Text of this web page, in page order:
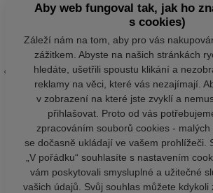
Aby web fungoval tak, jak ho
s cookies)
Záleží nám na tom, aby pro vás
zážitkem. Abyste na našich stránkách
hledáte, ušetřili spoustu klikání a
reklamy na věci, které vás nezajímají.
v zobrazení na které jste zvyklí a
přihlašovat. Proto od vás
zpracováním souborů cookies -
se dočasně ukládají ve vašem prohlížeči.
„V pořádku“ souhlasíte s nastavením
vám poskytovali smysluplné a užitečné
vašich údajů. Svůj souhlas můžete kdykoli